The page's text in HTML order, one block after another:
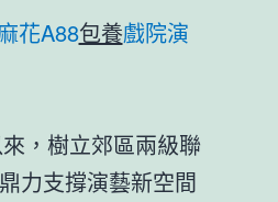
花A88包養戲院演
，樹立郊區兩級聯
力支撐演藝新空間